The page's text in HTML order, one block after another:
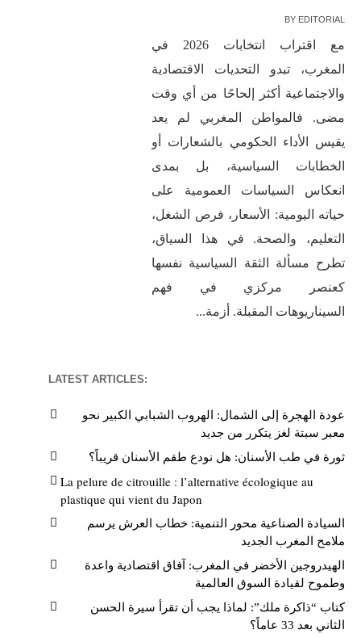
BY EDITORIAL
مع اقتراب انتخابات 2026 في
المغرب، تبدو التحديات الاقتصادية
والاجتماعية أكثر إلحاحًا من أي وقت
مضى. فالمواطن المغربي لم يعد
يقيس الأداء الحكومي بالشعارات أو
الخطابات السياسية، بل بمدى
انعكاس السياسات العمومية على
حياته اليومية: الأسعار، فرص الشغل،
التعليم، والصحة. في هذا السياق،
تطرح مسألة الثقة السياسية نفسها
كعنصر مركزي في فهم
السيناريوهات المقبلة. أزمة...
LATEST ARTICLES:
عودة الهجرة إلى الشمال: الهروب الشبابي الكبير نحو
معبر سبتة لغز يتكرر من جديد
ثورة في طب الأسنان: هل نودع طقم الأسنان قريباً؟
La pelure de citrouille : l’alternative écologique au
plastique qui vient du Japon
السيادة الصناعية محور التنمية: خطاب العرش يرسم
ملامح المغرب الجديد
الهيدروجين الأخضر في المغرب: آفاق اقتصادية واعدة
وطموح لقيادة السوق العالمية
كتاب “ذاكرة ملك”: لماذا يجب أن تقرأ سيرة الحسن
الثاني بعد 33 عاماً؟